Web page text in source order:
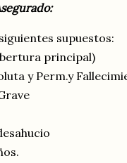
supuestos:
principal)
y Perm.y